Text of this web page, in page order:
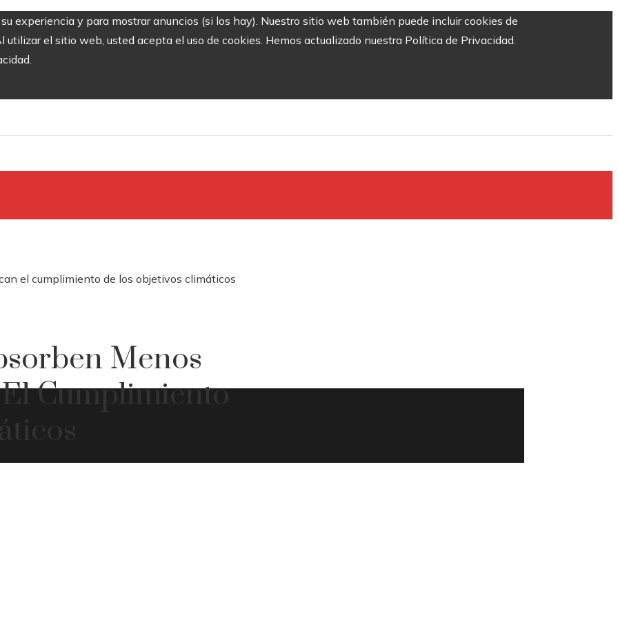
experiencia y para mostrar anuncios (si los hay). Nuestro sitio web también puede incluir cookies de
utilizar el sitio web, usted acepta el uso de cookies. Hemos actualizado nuestra Política de Privacidad.
el cumplimiento de los objetivos climáticos
Menos
Cumplimiento